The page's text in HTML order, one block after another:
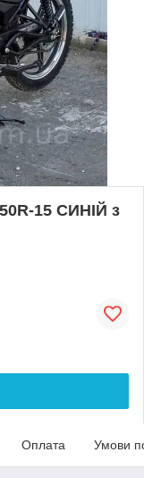
15 СИНІЙ з
Оплата Умови